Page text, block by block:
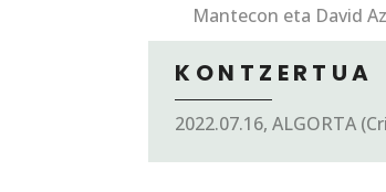
Mantecon eta David
KONTZERTUA
2022.07.16, ALGORTA